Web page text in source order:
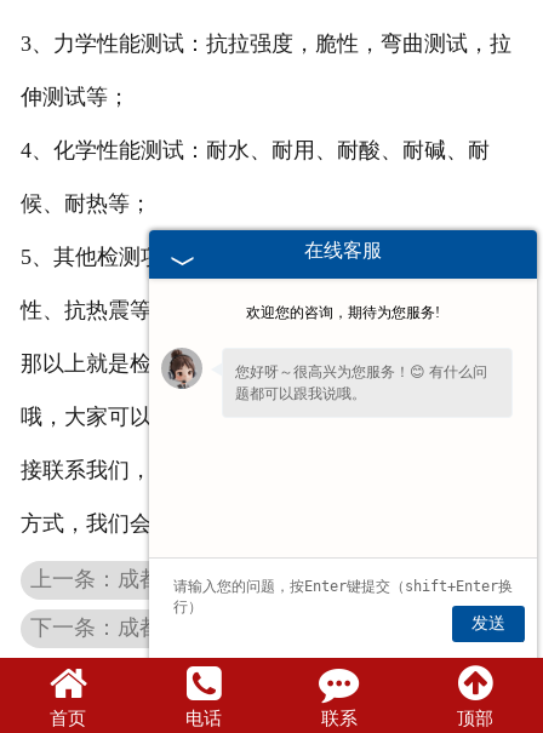
3、力学性能测试：抗拉强度，脆性，弯曲测试，拉
伸测试等；
4、化学性能测试：耐水、耐用、耐酸、耐碱、耐
候、耐热等；
5、其他检测项目：导电、导热、润滑、化学稳定
性、抗热震等。
那以上就是检测石墨模具的指标的一些内容介绍了
哦，大家可以了解一下，有什么疑问和需要，可以直
接联系我们，或者直接在网站上留下您的需求和联系
方式，我们会及时与您联系的！
上一条：成都石墨舟皿的意义和原理，快来了解一下吧！
下一条：成都石墨制品的出色性能，你知道多少？
首页 电话 联系 顶部
在线客服
欢迎您的咨询，期待为您服务!
您好呀～很高兴为您服务！😊 有什么问
题都可以跟我说哦。
发送